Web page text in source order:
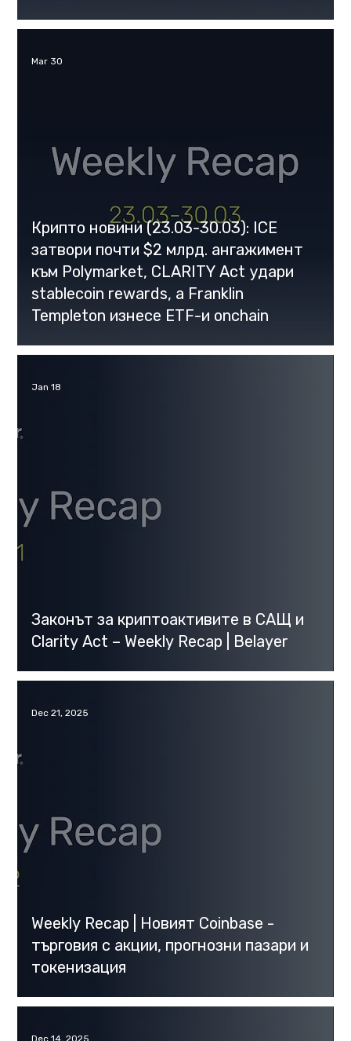
Крипто новини (23.03-30.03): ICE
затвори почти $2 млрд. ангажимент
към Polymarket, CLARITY Act удари
stablecoin rewards, а Franklin
Templeton изнесе ETF-и onchain
Mar 30
Законът за криптоактивите в САЩ и
Clarity Act – Weekly Recap | Belayer
Jan 18
Weekly Recap | Новият Coinbase -
търговия с акции, прогнозни пазари и
токенизация
Dec 21, 2025